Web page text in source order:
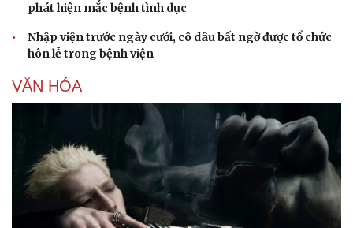
phát hiện mắc bệnh tình dục
Nhập viện trước ngày cưới, cô dâu bất ngờ được tổ chức
hôn lễ trong bệnh viện
VĂN HÓA